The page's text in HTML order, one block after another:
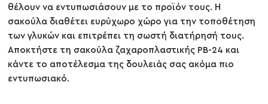
θέλουν να εντυπωσιάσουν με το προϊόν τους. Η
σακούλα διαθέτει ευρύχωρο χώρο για την τοποθέτηση
των γλυκών και επιτρέπει τη σωστή διατήρησή τους.
Αποκτήστε τη σακούλα ζαχαροπλαστικής PB-24 και
κάντε το αποτέλεσμα της δουλειάς σας ακόμα πιο
εντυπωσιακό.